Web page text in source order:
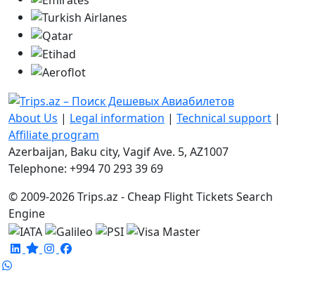
About Us | Legal information | Technical support |
Affiliate program
Azerbaijan, Baku city, Vagif Ave. 5, AZ1007
Telephone: +994 70 293 39 69
© 2009-2026 Trips.az - Cheap Flight Tickets Search
Engine